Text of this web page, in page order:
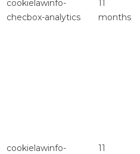
cookielawinfo-
checbox-analytics
11
months
cookielawinfo-
11